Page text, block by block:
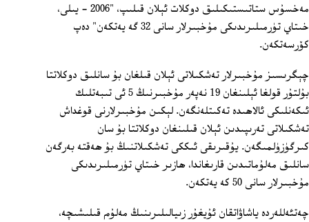
مەخسۇس ستاتىستىكىلىق دوكلات ئېلان قىلىپ، "2006 ‏- يىلى،
خىتاي تۈرمىلىرىدىكى مۇخبىرلار سانى 32 گە يەتكەن" دەپ
كۆرسەتكەن.
چېگرىسىز مۇخبىرلار تەشكىلاتى ئېلان قىلغان بۇ سانلىق دوكلاتتا
بۇلتۇر قولغا ئېلىنغان 19 نەپەر مۇخبىرنىڭ 5 ئى تىبەتلىك
ئىكەنلىكى ئالاھىدە تەكىتلەنگەن. لېكىن مۇخبىرلارنى قوغداش
تەشكىلاتى تەرىپىدىن ئېلان قىلىنغان دوكلاتتا بۇ سان
كىرگۈزۈلمىگەن. يۇقىرىقى ئىككى تەشكىلاتنىڭ بۇ ھەقتە بەرگەن
سانلىق مەلۇماتىدىن قارىغاندا، ھازىر خىتاي تۈرمىلىرىدىكى
مۇخبىرلار سانى 50 كە يەتكەن.
چەتئەللەردە ياشاۋاتقان ئۇيغۇر زىيالىلىرىنىڭ مەلۇم قىلىشىچە،